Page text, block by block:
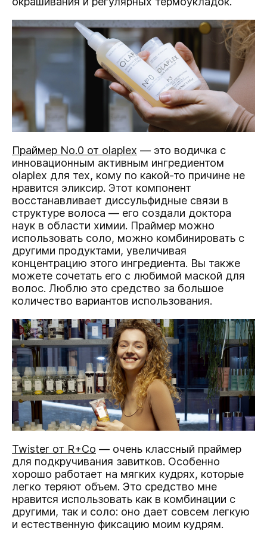
Праймер No.0 от olaplex — это водичка с
инновационным активным ингредиентом
olaplex для тех, кому по какой-то причине не
нравится эликсир. Этот компонент
восстанавливает диссульфидные связи в
структуре волоса — его создали доктора
наук в области химии. Праймер можно
использовать соло, можно комбинировать с
другими продуктами, увеличивая
концентрацию этого ингредиента. Вы также
можете сочетать его с любимой маской для
волос. Люблю это средство за большое
количество вариантов использования.
Twister от R+Co — очень классный праймер
для подкручивания завитков. Особенно
хорошо работает на мягких кудрях, которые
легко теряют объем. Это средство мне
нравится использовать как в комбинации с
другими, так и соло: оно дает совсем легкую
и естественную фиксацию моим кудрям.